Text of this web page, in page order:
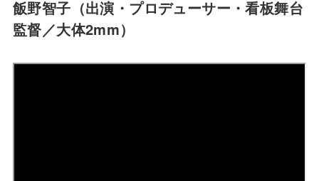
飯野智子（出演・プロデューサー・看板舞台
監督／大体2mm）